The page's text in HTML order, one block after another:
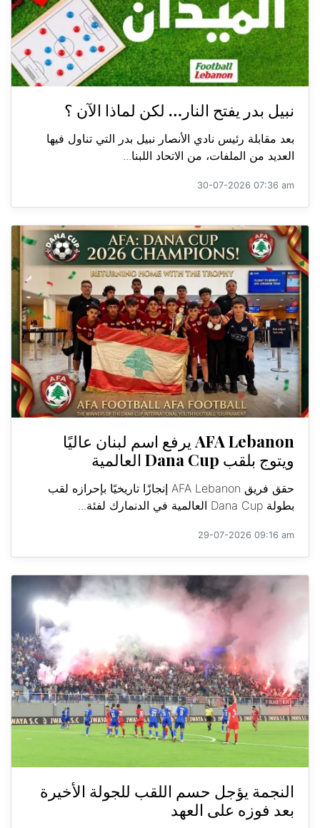
نبيل بدر يفتح النار… لكن لماذا الآن ؟
بعد مقابلة رئيس نادي الأنصار نبيل بدر التي تناول فيها
العديد من الملفات، من الاتحاد اللبنا...
30-07-2026 07:36 am
AFA Lebanon يرفع اسم لبنان عاليًا
ويتوج بلقب Dana Cup العالمية
حقق فريق AFA Lebanon إنجازًا تاريخيًا بإحرازه لقب
بطولة Dana Cup العالمية في الدنمارك لفئة...
29-07-2026 09:16 am
النجمة يؤجل حسم اللقب للجولة الأخيرة
بعد فوزه على العهد